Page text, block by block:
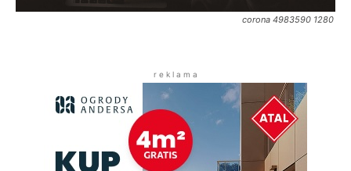
corona 4983590 1280
r e k l a m a